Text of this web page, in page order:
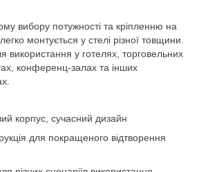
вибору потужності та кріпленню на
монтується у стелі різної товщини.
використання у готелях, торговельних
конференц-залах та інших
корпус, сучасний дизайн
для покращеного відтворення